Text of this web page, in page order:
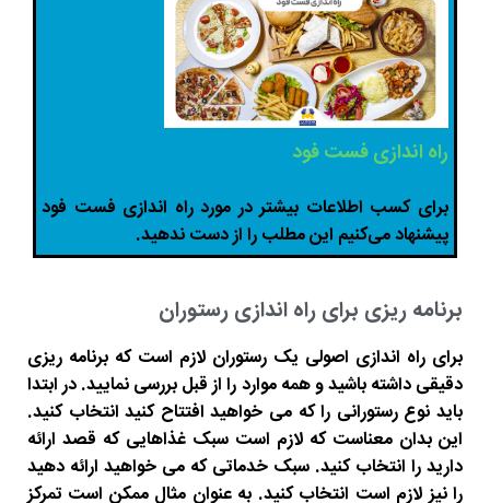
راه اندازی فست فود
برای کسب اطلاعات بیشتر در مورد راه اندازی فست فود
پیشنهاد می‌کنیم این مطلب را از دست ندهید.
برنامه ریزی برای راه اندازی رستوران
برای راه اندازی اصولی یک رستوران لازم است که برنامه ریزی
دقیقی داشته باشید و همه موارد را از قبل بررسی نمایید. در ابتدا
باید نوع رستورانی را که می خواهید افتتاح کنید انتخاب کنید.
این بدان معناست که لازم است سبک غذاهایی که قصد ارائه
دارید را انتخاب کنید. سبک خدماتی که می خواهید ارائه دهید
را نیز لازم است انتخاب کنید. به عنوان مثال ممکن است تمرکز